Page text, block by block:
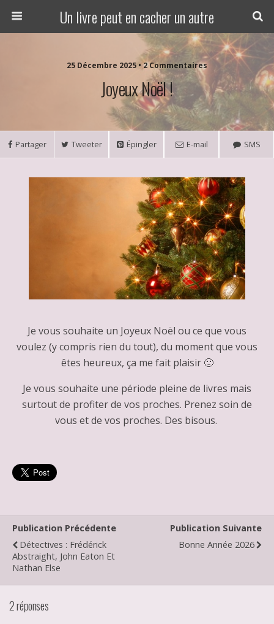
Un livre peut en cacher un autre
25 Décembre 2025 • 2 Commentaires
Joyeux Noël !
Partager Tweeter Épingler E-mail SMS
Je vous souhaite un Joyeux Noël ou ce que vous
voulez (y compris rien du tout), du moment que vous
êtes heureux, ça me fait plaisir 🙂
Je vous souhaite une période pleine de livres mais
surtout de profiter de vos proches. Prenez soin de
vous et de vos proches. Des bisous.
Publication Précédente
Détectives : Frédérick
Abstraight, John Eaton Et
Nathan Else
Publication Suivante
Bonne Année 2026
2 réponses